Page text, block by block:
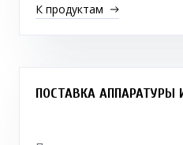
К продуктам
ПОСТАВКА АППАРАТУРЫ